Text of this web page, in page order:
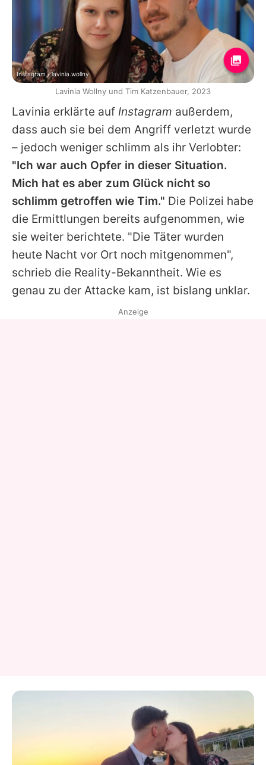
Lavinia erklärte auf Instagram außerdem,
dass auch sie bei dem Angriff verletzt wurde
– jedoch weniger schlimm als ihr Verlobter:
"Ich war auch Opfer in dieser Situation.
Mich hat es aber zum Glück nicht so
schlimm getroffen wie Tim." Die Polizei habe
die Ermittlungen bereits aufgenommen, wie
sie weiter berichtete. "Die Täter wurden
heute Nacht vor Ort noch mitgenommen",
schrieb die Reality-Bekanntheit. Wie es
genau zu der Attacke kam, ist bislang unklar.
Instagram / lavinia.wollny
Lavinia Wollny und Tim Katzenbauer, 2023
Anzeige